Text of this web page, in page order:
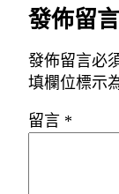
發佈留言
發佈留言必
填欄位標示
留言 *